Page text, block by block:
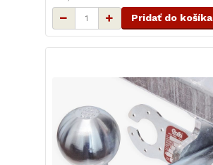
Pridať do košíka